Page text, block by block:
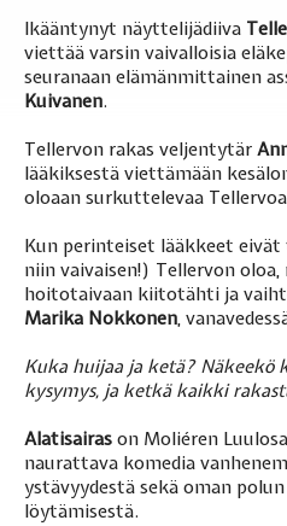
Ikääntynyt näyttelijädiiva
viettää varsin vaivalloisia
seuranaan elämänmittainen
Kuivanen.
Tellervon rakas veljentytär
lääkiksestä viettämään
oloaan surkuttelevaa
Kun perinteiset lääkkeet
niin vaivaisen!) Tellervon
hoitotaivaan kiitotähti ja
Marika Nokkonen,
Kuka huijaa ja ketä? Näkeekö
kysymys, ja ketkä kaikki
Alatisairas on Moliéren
naurattava komedia
ystävyydestä sekä oman
löytämisestä.